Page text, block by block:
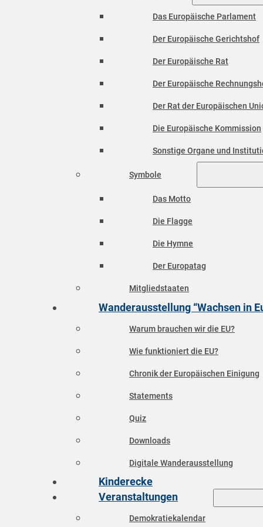
Das Europäische Parlament
Der Europäische Gerichtshof
Der Europäische Rat
Der Europäische
Der Rat der Europäischen
Die Europäische Kommission
Sonstige Organe und
Symbole
Das Motto
Die Flagge
Die Hymne
Der Europatag
Mitgliedstaaten
Wanderausstellung “Wachsen in
Warum brauchen wir die EU?
Wie funktioniert die EU?
Chronik der Europäischen Einigung
Statements
Quiz
Downloads
Digitale Wanderausstellung
Kinderecke
Veranstaltungen
Demokratiekalendar